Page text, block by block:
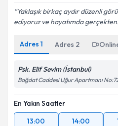
Yaklaşık birkaç aydır düzenli
ediyoruz ve hayatımda
Adres 1 Adres 2
Psk. Elif Sevim (İstanbul)
Bağdat Caddesi Uğur Apartmanı
En Yakın Saatler
13:00
14:00